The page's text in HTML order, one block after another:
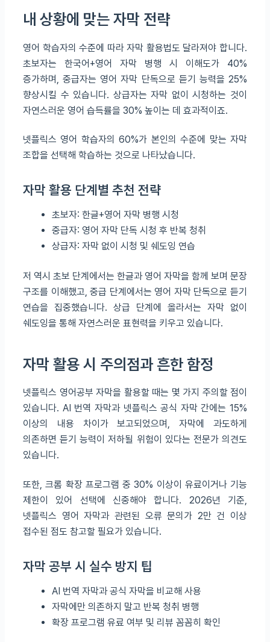
내 상황에 맞는 자막 전략
영어 학습자의 수준에 따라 자막 활용법도 달라져야 합니다.
초보자는 한국어+영어 자막 병행 시 이해도가 40%
증가하며, 중급자는 영어 자막 단독으로 듣기 능력을 25%
향상시킬 수 있습니다. 상급자는 자막 없이 시청하는 것이
자연스러운 영어 습득률을 30% 높이는 데 효과적이죠.
넷플릭스 영어 학습자의 60%가 본인의 수준에 맞는 자막
조합을 선택해 학습하는 것으로 나타났습니다.
자막 활용 단계별 추천 전략
초보자: 한글+영어 자막 병행 시청
중급자: 영어 자막 단독 시청 후 반복 청취
상급자: 자막 없이 시청 및 쉐도잉 연습
저 역시 초보 단계에서는 한글과 영어 자막을 함께 보며 문장
구조를 이해했고, 중급 단계에서는 영어 자막 단독으로 듣기
연습을 집중했습니다. 상급 단계에 올라서는 자막 없이
쉐도잉을 통해 자연스러운 표현력을 키우고 있습니다.
자막 활용 시 주의점과 흔한 함정
넷플릭스 영어공부 자막을 활용할 때는 몇 가지 주의할 점이
있습니다. AI 번역 자막과 넷플릭스 공식 자막 간에는 15%
이상의 내용 차이가 보고되었으며, 자막에 과도하게
의존하면 듣기 능력이 저하될 위험이 있다는 전문가 의견도
있습니다.
또한, 크롬 확장 프로그램 중 30% 이상이 유료이거나 기능
제한이 있어 선택에 신중해야 합니다. 2026년 기준,
넷플릭스 영어 자막과 관련된 오류 문의가 2만 건 이상
접수된 점도 참고할 필요가 있습니다.
자막 공부 시 실수 방지 팁
AI 번역 자막과 공식 자막을 비교해 사용
자막에만 의존하지 말고 반복 청취 병행
확장 프로그램 유료 여부 및 리뷰 꼼꼼히 확인